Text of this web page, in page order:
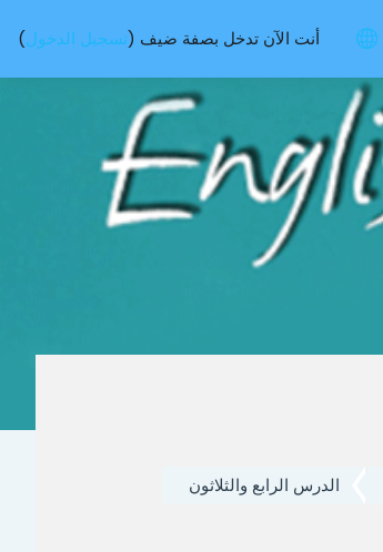
أنت الآن تدخل بصفة ضيف (تسجيل الدخول)
الدرس الرابع والثلاثون